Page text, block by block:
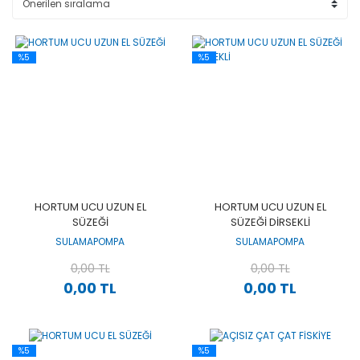
%5
HORTUM UCU UZUN EL
SÜZEĞİ
SULAMAPOMPA
0,00 TL
0,00 TL
%5
HORTUM UCU UZUN EL
SÜZEĞİ DİRSEKLİ
SULAMAPOMPA
0,00 TL
0,00 TL
%5 %5